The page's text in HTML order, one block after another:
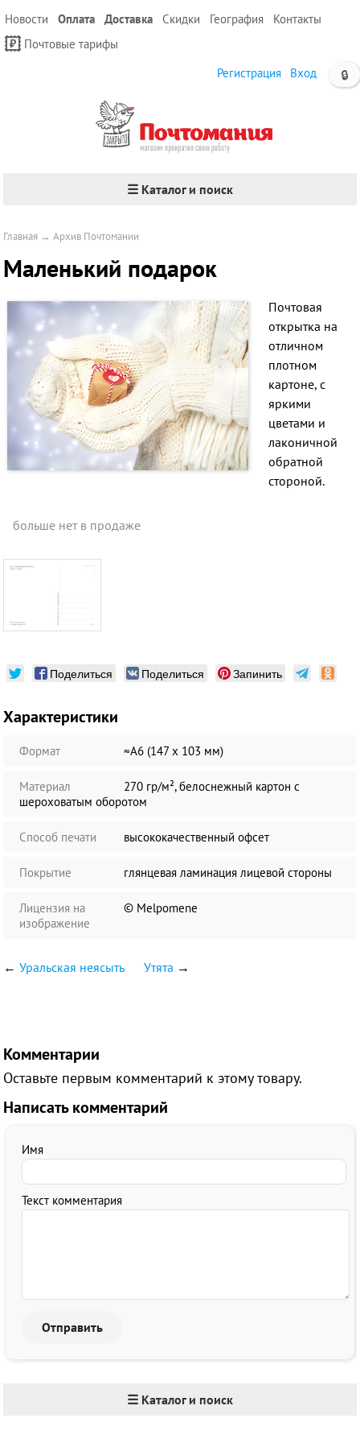
Новости Оплата Доставка Скидки География
Контакты
Почтовые тарифы
🔒
Регистрация Вход
☰ Каталог и поиск
Главная →Архив Почтомании
Маленький подарок
Почтовая
открытка на
отличном
плотном
картоне, с
яркими
цветами и
лаконичной
обратной
стороной.
больше нет в продаже
Поделиться Поделиться Запинить
Характеристики
Формат ≈А6 (147 х 103 мм)
Материал
270 гр/м², белоснежный картон с
шероховатым оборотом
Способ печати высококачественный офсет
Покрытие глянцевая ламинация лицевой стороны
Лицензия на
изображение
© Melpomene
←Уральская неясыть Утята →
Комментарии
Оставьте первым комментарий к этому товару.
Написать комментарий
Имя
Текст комментария
☰ Каталог и поиск